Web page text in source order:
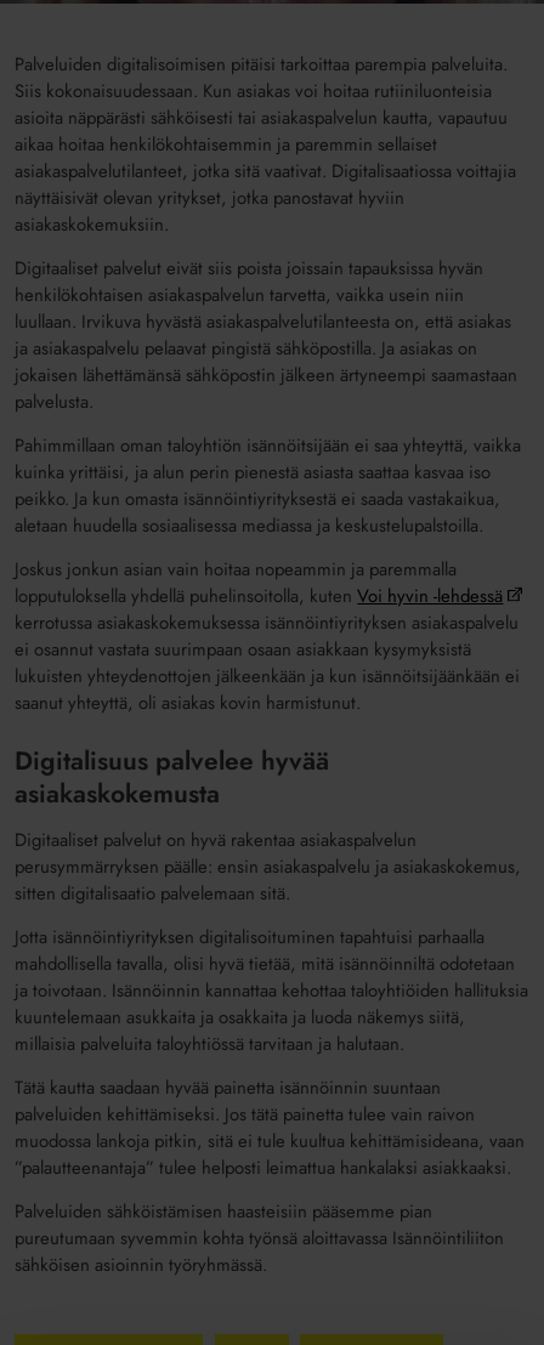
Palveluiden digitalisoimisen pitäisi tarkoittaa parempia palveluita.
Siis kokonaisuudessaan. Kun asiakas voi hoitaa rutiiniluonteisia
asioita näppärästi sähköisesti tai asiakaspalvelun kautta, vapautuu
aikaa hoitaa henkilökohtaisemmin ja paremmin sellaiset
asiakaspalvelutilanteet, jotka sitä vaativat. Digitalisaatiossa voittajia
näyttäisivät olevan yritykset, jotka panostavat hyviin
asiakaskokemuksiin.
Digitaaliset palvelut eivät siis poista joissain tapauksissa hyvän
henkilökohtaisen asiakaspalvelun tarvetta, vaikka usein niin
luullaan. Irvikuva hyvästä asiakaspalvelutilanteesta on, että asiakas
ja asiakaspalvelu pelaavat pingistä sähköpostilla. Ja asiakas on
jokaisen lähettämänsä sähköpostin jälkeen ärtyneempi saamastaan
palvelusta.
Pahimmillaan oman taloyhtiön isännöitsijään ei saa yhteyttä, vaikka
kuinka yrittäisi, ja alun perin pienestä asiasta saattaa kasvaa iso
peikko. Ja kun omasta isännöintiyrityksestä ei saada vastakaikua,
aletaan huudella sosiaalisessa mediassa ja keskustelupalstoilla.
Joskus jonkun asian vain hoitaa nopeammin ja paremmalla
lopputuloksella yhdellä puhelinsoitolla, kutenVoi hyvin -lehdessä
kerrotussa asiakaskokemuksessa isännöintiyrityksen asiakaspalvelu
ei osannut vastata suurimpaan osaan asiakkaan kysymyksistä
lukuisten yhteydenottojen jälkeenkään ja kun isännöitsijäänkään ei
saanut yhteyttä, oli asiakas kovin harmistunut.
Digitalisuus palvelee hyvää
asiakaskokemusta
Digitaaliset palvelut on hyvä rakentaa asiakaspalvelun
perusymmärryksen päälle: ensin asiakaspalvelu ja asiakaskokemus,
sitten digitalisaatio palvelemaan sitä.
Jotta isännöintiyrityksen digitalisoituminen tapahtuisi parhaalla
mahdollisella tavalla, olisi hyvä tietää, mitä isännöinniltä odotetaan
ja toivotaan. Isännöinnin kannattaa kehottaa taloyhtiöiden hallituksia
kuuntelemaan asukkaita ja osakkaita ja luoda näkemys siitä,
millaisia palveluita taloyhtiössä tarvitaan ja halutaan.
Tätä kautta saadaan hyvää painetta isännöinnin suuntaan
palveluiden kehittämiseksi. Jos tätä painetta tulee vain raivon
muodossa lankoja pitkin, sitä ei tule kuultua kehittämisideana, vaan
”palautteenantaja” tulee helposti leimattua hankalaksi asiakkaaksi.
Palveluiden sähköistämisen haasteisiin pääsemme pian
pureutumaan syvemmin kohta työnsä aloittavassa Isännöintiliiton
sähköisen asioinnin työryhmässä.